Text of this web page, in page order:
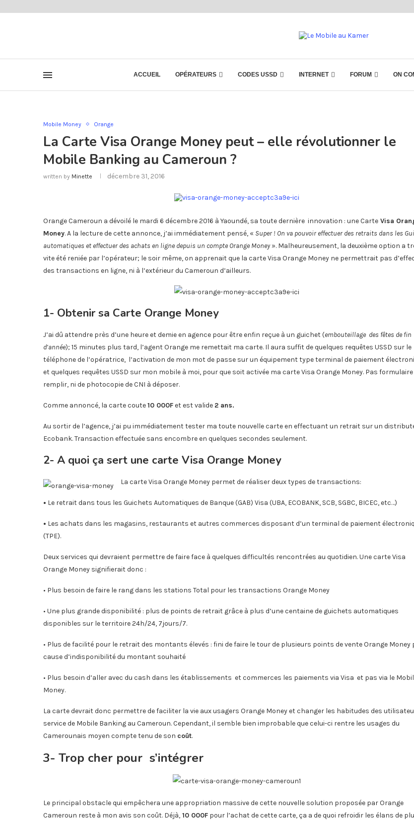
ACCUEIL OPÉRATEURS CODES USSD INTERNET FORUM ON
Mobile Money Orange
La Carte Visa Orange Money peut – elle révolutionner le
Mobile Banking au Cameroun ?
written by Minette décembre 31, 2016
Orange Cameroun a dévoilé le mardi 6 décembre 2016 à Yaoundé, sa toute dernière innovation : une Carte Visa
Money. A la lecture de cette annonce, j’ai immédiatement pensé, « Super ! On va pouvoir effectuer des retraits dans les
automatiques et effectuer des achats en ligne depuis un compte Orange Money». Malheureusement, la deuxième option a
vite été reniée par l’opérateur; le soir même, on apprenait que la carte Visa Orange Money ne permettrait pas
des transactions en ligne, ni à l’extérieur du Cameroun d’ailleurs.
1- Obtenir sa Carte Orange Money
J’ai dû attendre près d’une heure et demie en agence pour être enfin reçue à un guichet (embouteillage des fêtes de fin
d’année); 15 minutes plus tard, l’agent Orange me remettait ma carte. Il aura suffit de quelques requêtes USSD sur le
téléphone de l’opératrice, l’activation de mon mot de passe sur un équipement type terminal de paiement
et quelques requêtes USSD sur mon mobile à moi, pour que soit activée ma carte Visa Orange Money. Pas formulaire
remplir, ni de photocopie de CNI à déposer.
Comme annoncé, la carte coute10 000Fet est valide 2 ans.
Au sortir de l’agence, j’ai pu immédiatement tester ma toute nouvelle carte en effectuant un retrait sur un
Ecobank. Transaction effectuée sans encombre en quelques secondes seulement.
2- A quoi ça sert une carte Visa Orange Money
La carte Visa Orange Money permet de réaliser deux types de transactions:
• Le retrait dans tous les Guichets Automatiques de Banque (GAB) Visa (UBA, ECOBANK, SCB, SGBC, BICEC, etc…)
• Les achats dans les magasins, restaurants et autres commerces disposant d’un terminal de paiement
(TPE).
Deux services qui devraient permettre de faire face à quelques difficultés rencontrées au quotidien. Une carte Visa
Orange Money signifierait donc :
• Plus besoin de faire le rang dans les stations Total pour les transactions Orange Money
• Une plus grande disponibilité : plus de points de retrait grâce à plus d’une centaine de guichets automatiques
disponibles sur le territoire 24h/24, 7jours/7.
• Plus de facilité pour le retrait des montants élevés : fini de faire le tour de plusieurs points de vente Orange Money
cause d’indisponibilité du montant souhaité
• Plus besoin d’aller avec du cash dans les établissements et commerces les paiements via Visa et pas via le
Money.
La carte devrait donc permettre de faciliter la vie aux usagers Orange Money et changer les habitudes des
service de Mobile Banking au Cameroun. Cependant, il semble bien improbable que celui-ci rentre les usages du
Camerounais moyen compte tenu de son coût.
3- Trop cher pour s’intégrer
Le principal obstacle qui empêchera une appropriation massive de cette nouvelle solution proposée par Orange
Cameroun reste à mon avis son coût. Déjà, 10 000F pour l’achat de cette carte, ça a de quoi refroidir les élans de